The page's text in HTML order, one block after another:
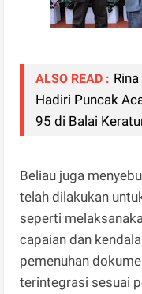
ALSO READ :
Hadiri Puncak
95 di Balai
Beliau juga
telah dilakukan
seperti
capaian dan
pemenuhan
terintegrasi sesuai